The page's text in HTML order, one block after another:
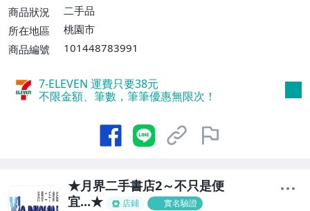
取貨付款【單件運費$60、消費滿$490免運
費】、宅配/貨運【單件運費$120、消費滿
商品狀況
二手品
所在地區
桃園市
商品編號
101448783991
7-ELEVEN 運費只要38元
不限金額、筆數，筆筆優惠無限次！
★月界二手書店2～不只是便
宜...★
店鋪 實名驗證